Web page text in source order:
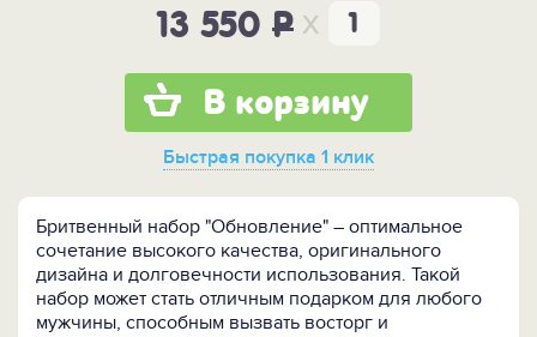
13 550 P x
В корзину
Быстрая покупка 1 клик
Бритвенный набор "Обновление" – оптимальное
сочетание высокого качества, оригинального
дизайна и долговечности использования. Такой
набор может стать отличным подарком для любого
мужчины, способным вызвать восторг и